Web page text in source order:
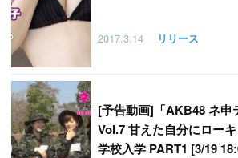
2017.3.14 リリース
[予告動画]「AKB48 ネ申
Vol.7 甘えた自分にロー
学校入学 PART1 [3/19